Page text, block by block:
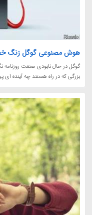
هوش مصنوعی گوگل زنگ
گوگل در حال نابودی صنعت روزنامه
بزرگی که در راه هستند چه آینده